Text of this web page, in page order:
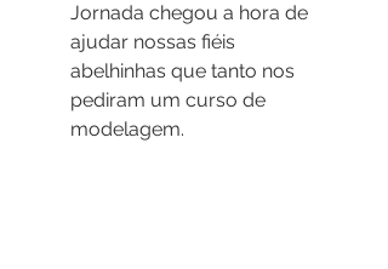
Jornada chegou a hora de
ajudar nossas fiéis
abelhinhas que tanto nos
pediram um curso de
modelagem.